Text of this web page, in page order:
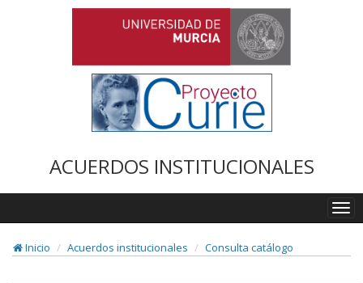
ACUERDOS INSTITUCIONALES
Inicio
Acuerdos institucionales Consulta catálogo